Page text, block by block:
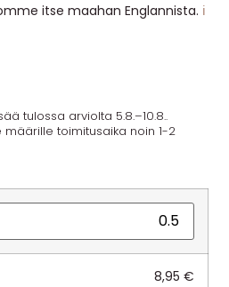
itse maahan Englannista. ℹ️
tulossa arviolta 5.8.–10.8..
toimitusaika noin 1-2
8,95€